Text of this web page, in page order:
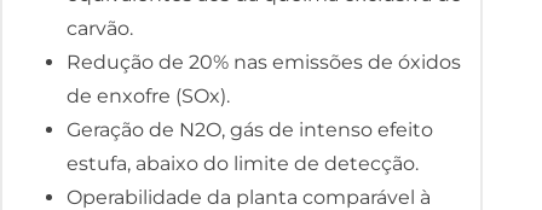
carvão.
Redução de 20% nas emissões de óxidos
de enxofre (SOx).
Geração de N2O, gás de intenso efeito
estufa, abaixo do limite de detecção.
Operabilidade da planta comparável à